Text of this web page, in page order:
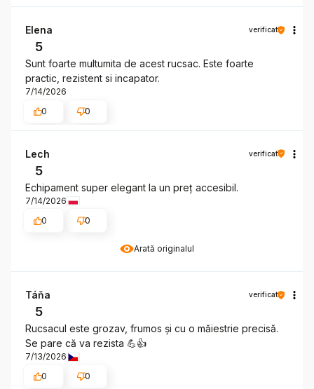
Elena verificat
5
Sunt foarte multumita de acest rucsac. Este foarte
practic, rezistent si incapator.
7/14/2026
0
0
Arată originalul
Lech verificat
5
Echipament super elegant la un preț accesibil.
7/14/2026
0
0
Táňa verificat
5
Rucsacul este grozav, frumos și cu o măiestrie precisă.
Se pare că va rezista 💪👍️
7/13/2026
0
0